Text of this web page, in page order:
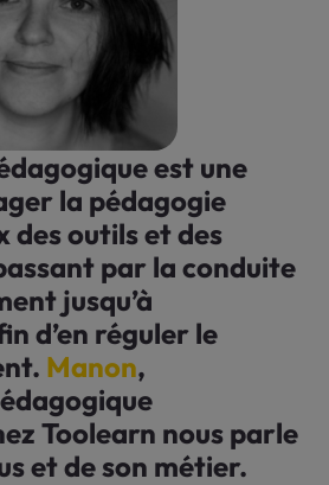
est une
la pédagogie
des outils et des
par la conduite
jusqu’à
d’en réguler le
Manon,
Toolearn nous parle
et de son métier.